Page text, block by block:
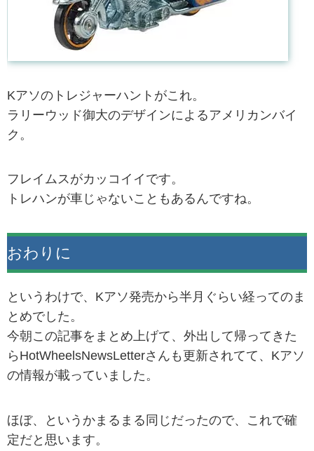
Kアソのトレジャーハントがこれ。
ラリーウッド御大のデザインによるアメリカンバイ
ク。
フレイムスがカッコイイです。
トレハンが車じゃないこともあるんですね。
おわりに
というわけで、Kアソ発売から半月ぐらい経ってのま
とめでした。
今朝この記事をまとめ上げて、外出して帰ってきた
らHotWheelsNewsLetterさんも更新されてて、Kアソ
の情報が載っていました。
ほぼ、というかまるまる同じだったので、これで確
定だと思います。